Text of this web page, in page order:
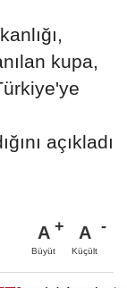
kupa,
açıkladı
A
Büyüt
A
Küçült